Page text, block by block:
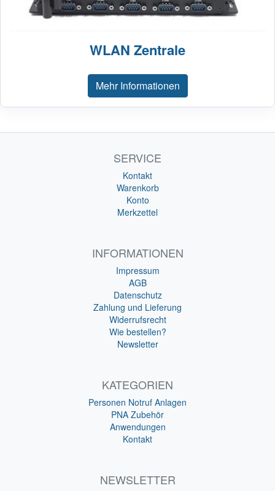
WLAN Zentrale
Mehr Informationen
SERVICE
Kontakt
Warenkorb
Konto
Merkzettel
INFORMATIONEN
Impressum
AGB
Datenschutz
Zahlung und Lieferung
Widerrufsrecht
Wie bestellen?
Newsletter
KATEGORIEN
Personen Notruf Anlagen
PNA Zubehör
Anwendungen
Kontakt
NEWSLETTER